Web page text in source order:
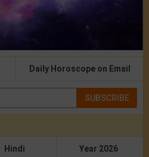
Daily Horoscope on Email
SUBSCRIBE
Hindi Year 2026